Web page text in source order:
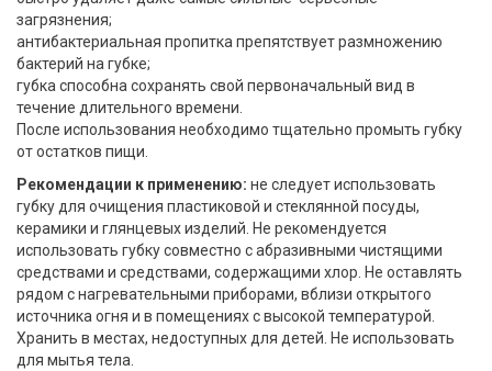
загрязнения;
антибактериальная пропитка препятствует размножению
бактерий на губке;
губка способна сохранять свой первоначальный вид в
течение длительного времени.
После использования необходимо тщательно промыть губку
от остатков пищи.
Рекомендации к применению: не следует использовать
губку для очищения пластиковой и стеклянной посуды,
керамики и глянцевых изделий. Не рекомендуется
использовать губку совместно с абразивными чистящими
средствами и средствами, содержащими хлор. Не оставлять
рядом с нагревательными приборами, вблизи открытого
источника огня и в помещениях с высокой температурой.
Хранить в местах, недоступных для детей. Не использовать
для мытья тела.